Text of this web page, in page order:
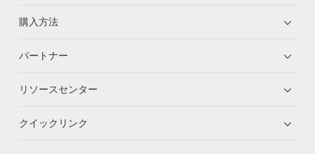
購入方法
パートナー
リソースセンター
クイックリンク